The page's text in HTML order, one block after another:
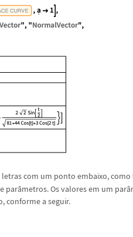
com um ponto embaixo, como
parâmetros. Os valores em um parâ
conforme a seguir.